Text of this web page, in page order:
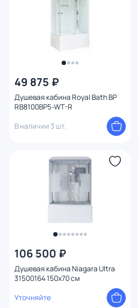
49 875 ₽
Душевая кабина Royal Bath BP
RB8100BP5-WT-R
В наличии 3 шт.
106 500 ₽
Душевая кабина Niagara Ultra
31500164 150x70 см
Уточняйте